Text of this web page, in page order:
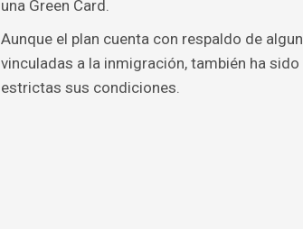
una Green Card.
Aunque el plan cuenta con respaldo de
vinculadas a la inmigración, también ha
estrictas sus condiciones.